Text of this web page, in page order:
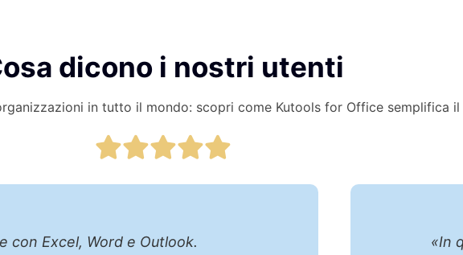
dicono i nostri utenti
in tutto il mondo: scopri come Kutools for Office semplifica
gestisco centinaia di fogli di calcolo e report. Kutools per Excel